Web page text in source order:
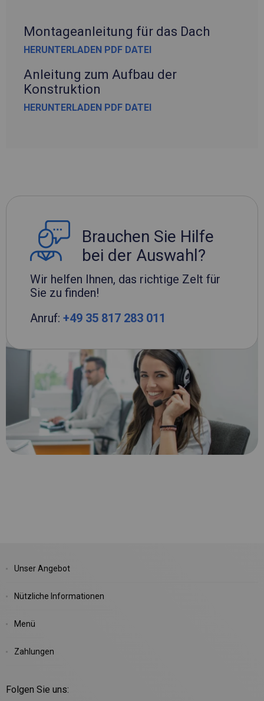
Montageanleitung für das Dach
HERUNTERLADEN PDF DATEI
Anleitung zum Aufbau der
Konstruktion
HERUNTERLADEN PDF DATEI
Brauchen Sie Hilfe
bei der Auswahl?
Wir helfen Ihnen, das richtige Zelt für
Sie zu finden!
Anruf: +49 35 817 283 011
Unser Angebot
Nützliche Informationen
Menü
Zahlungen
Folgen Sie uns: